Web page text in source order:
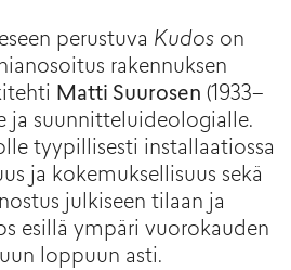
perustuva Kudoson
rakennuksen
Matti Suurosen (1933–
ja suunnitteluideologialle.
tyypillisesti installaatiossa
ja kokemuksellisuus sekä
julkiseen tilaan ja
esillä ympäri vuorokauden
loppuun asti.